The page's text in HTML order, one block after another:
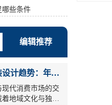
、中、小或强弱
合理群，到达全
整的意图。育雏
50～80只，要做
看，用手把小鹅
雏鹅堆叠而形成
面压。5、当令
每隔一小时动身
度，发出水汽。
朗无风气候，可
哪些条件
编辑推荐
活珠蛋礼盒包装设计趋势：年节礼品市场突破方案
代消费市场的交
地域文化与独特